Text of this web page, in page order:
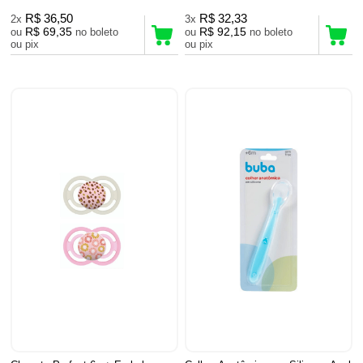
2x R$ 36,50
ou R$ 69,35 no boleto
ou pix
3x R$ 32,33
ou R$ 92,15 no boleto
ou pix